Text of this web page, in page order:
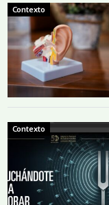
Contexto
Contexto